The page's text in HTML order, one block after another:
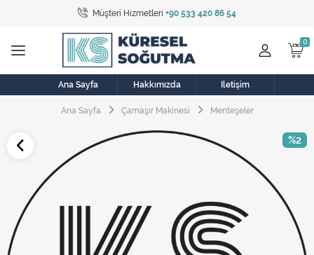
Müşteri Hizmetleri +90 533 420 86 54
Tüm Kategoriler
Bulaşık Makinesi
Buzdolabı
Çamaşır Kurutma Makinesi
Elektrikli Aksamlar
Elektrikli Süpürge
Ana Sayfa Hakkımızda İletişim
Ana Sayfa Çamaşır Makinesi Menteşeler
%2